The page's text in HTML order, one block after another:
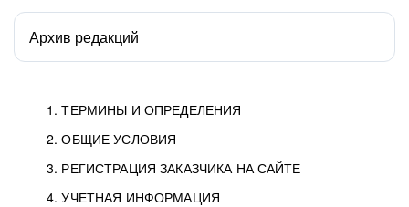
1. ТЕРМИНЫ И ОПРЕДЕЛЕНИЯ
2. ОБЩИЕ УСЛОВИЯ
3. РЕГИСТРАЦИЯ ЗАКАЗЧИКА НА САЙТЕ
4. УЧЕТНАЯ ИНФОРМАЦИЯ
Архив редакций